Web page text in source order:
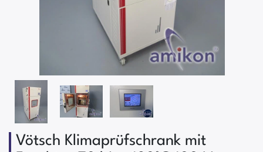
Vötsch Klimaprüfschrank mit